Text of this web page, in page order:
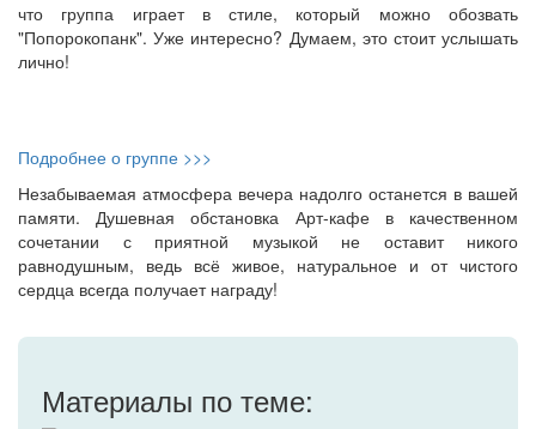
что группа играет в стиле, который можно обозвать
"Попорокопанк". Уже интересно? Думаем, это стоит услышать
лично!
Подробнее о группе >>>
Незабываемая атмосфера вечера надолго останется в вашей
памяти. Душевная обстановка Арт-кафе в качественном
сочетании с приятной музыкой не оставит никого
равнодушным, ведь всё живое, натуральное и от чистого
сердца всегда получает награду!
Материалы по теме: